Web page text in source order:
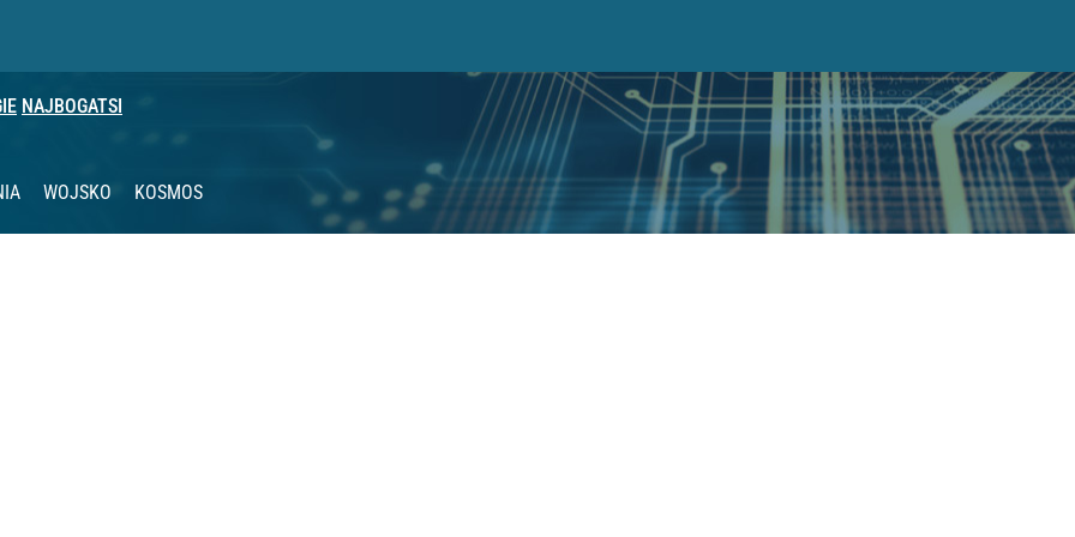
NAJBOGATSI
WOJSKO KOSMOS